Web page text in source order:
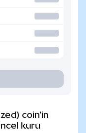
coin'in
kuru